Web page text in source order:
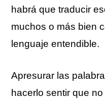
habrá que traducir
muchos o más bien
lenguaje entendible.
Apresurar las
hacerlo sentir que